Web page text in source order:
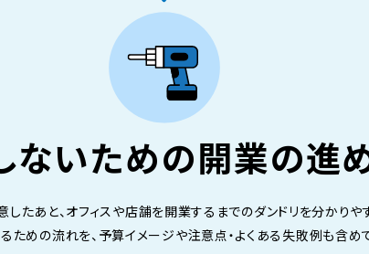
ないための開業の進
したあと、オフィスや店舗を開業するまでのダンドリを分かりや
ための流れを、予算イメージや注意点・よくある失敗例も含め